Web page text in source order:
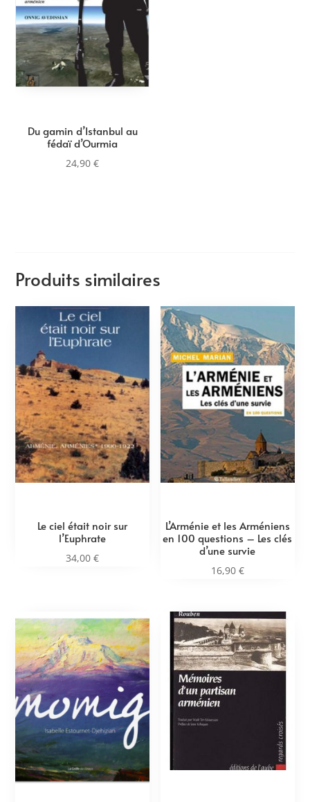
Du gamin d’Istanbul au
fédaï d’Ourmia
24,90€
Produits similaires
Le ciel était noir sur
l’Euphrate
34,00€
L’Arménie et les Arméniens
en 100 questions – Les clés
d’une survie
16,90 €